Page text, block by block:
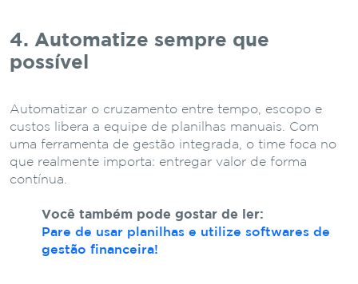
4. Automatize sempre que
possível
Automatizar o cruzamento entre tempo, escopo e
custos libera a equipe de planilhas manuais. Com
uma ferramenta de gestão integrada, o time foca no
que realmente importa: entregar valor de forma
contínua.
Você também pode gostar de ler:
Pare de usar planilhas e utilize softwares de
gestão financeira!